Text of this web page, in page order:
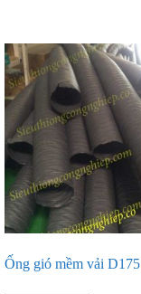
Ống gió mềm vải D175